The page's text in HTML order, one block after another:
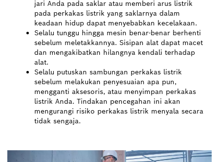
jari Anda pada saklar atau memberi arus listrik
pada perkakas listrik yang saklarnya dalam
keadaan hidup dapat menyebabkan kecelakaan.
Selalu tunggu hingga mesin benar-benar berhenti
sebelum meletakkannya. Sisipan alat dapat macet
dan mengakibatkan hilangnya kendali terhadap
alat.
Selalu putuskan sambungan perkakas listrik
sebelum melakukan penyesuaian apa pun,
mengganti aksesoris, atau menyimpan perkakas
listrik Anda. Tindakan pencegahan ini akan
mengurangi risiko perkakas listrik menyala secara
tidak sengaja.